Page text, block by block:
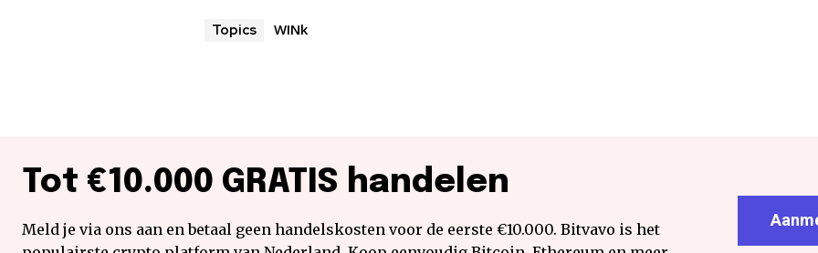
Topics WINk
Tot €10.000 GRATIS handelen
Meld je via ons aan en betaal geen handelskosten voor de eerste €10.000. Bitvavo is het